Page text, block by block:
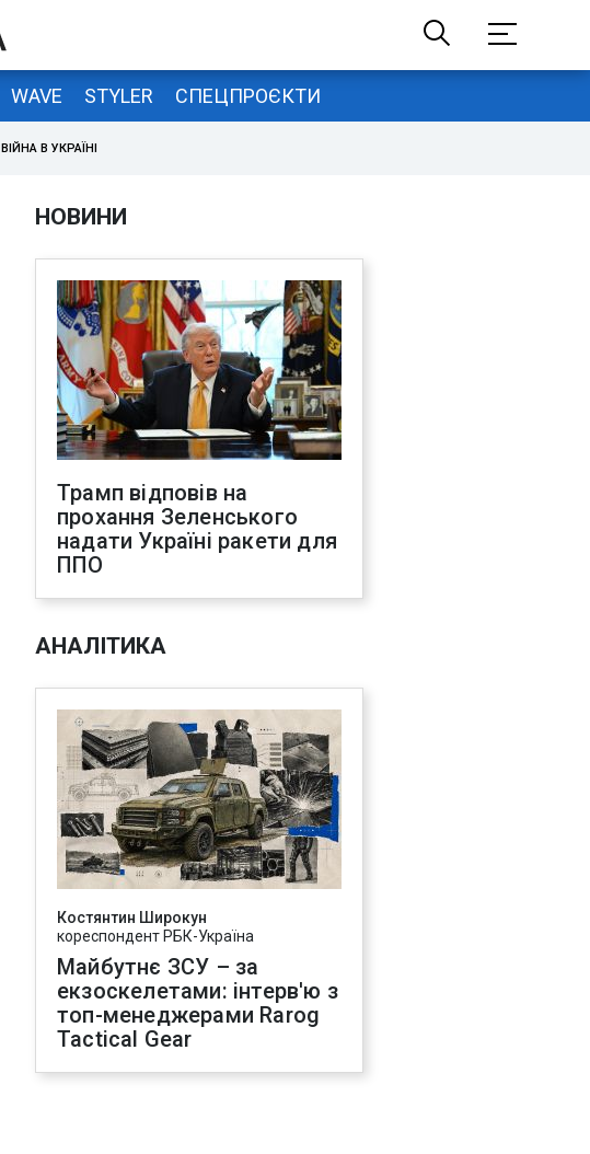
WAVE STYLER СПЕЦПРОЄКТИ
ВІЙНА В УКРАЇНІ
НОВИНИ
Трамп відповів на
прохання Зеленського
надати Україні ракети для
ППО
АНАЛІТИКА
Костянтин Широкун
кореспондент РБК-Україна
Майбутнє ЗСУ – за
екзоскелетами: інтерв'ю з
топ-менеджерами Rarog
Tactical Gear